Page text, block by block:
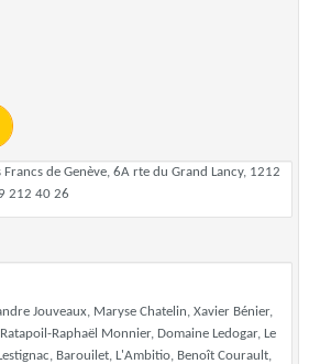
de Genève, 6A rte du Grand Lancy, 1212
212 40 26
Jouveaux, Maryse Chatelin, Xavier Bénier,
Raphaël Monnier, Domaine Ledogar, Le
Barouilet, L'Ambitio, Benoît Courault,